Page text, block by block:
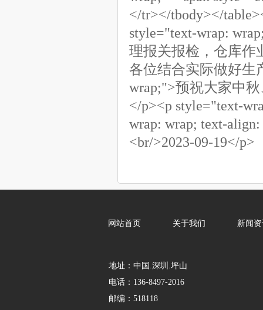
</tr></tbody></
style="text-wrap:
理报关报检，仓库作
各位结合实际做好生
wrap;">预祝大家中
</p><p style="text-
wrap: wrap; text-
<br/>2023-09-19</p>
网站首页 关于我们 新闻
地址：中国.深圳.坪山
电话：136-8497-2016
邮编：518118